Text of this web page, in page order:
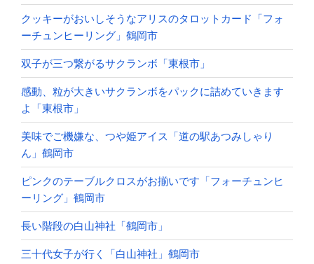
クッキーがおいしそうなアリスのタロットカード「フォ
ーチュンヒーリング」鶴岡市
双子が三つ繋がるサクランボ「東根市」
感動、粒が大きいサクランボをパックに詰めていきます
よ「東根市」
美味でご機嫌な、つや姫アイス「道の駅あつみしゃり
ん」鶴岡市
ピンクのテーブルクロスがお揃いです「フォーチュンヒ
ーリング」鶴岡市
長い階段の白山神社「鶴岡市」
三十代女子が行く「白山神社」鶴岡市